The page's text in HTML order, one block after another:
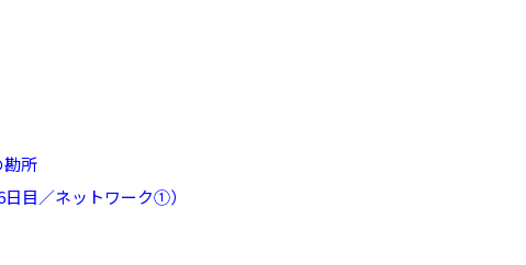
勘所
目／ネットワーク①）